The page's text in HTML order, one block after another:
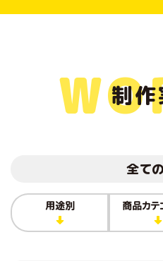
制
全て
用途別 商品カテ